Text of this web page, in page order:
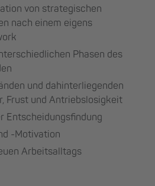
von strategischen
nach einem eigens
Phasen des
und dahinterliegenden
Frust und Antriebslosigkeit
Entscheidungsfindung
-Motivation
Arbeitsalltags